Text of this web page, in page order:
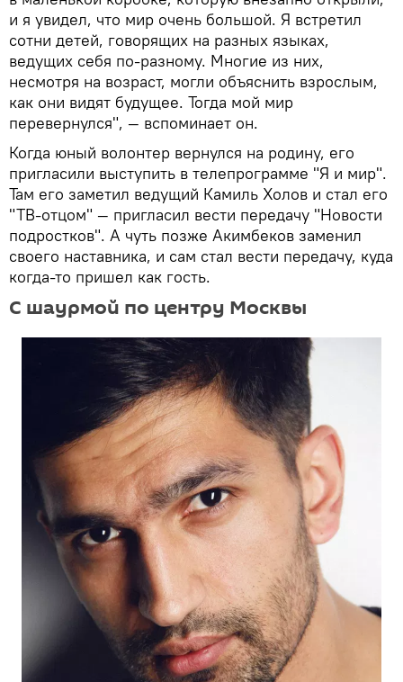
и я увидел, что мир очень большой. Я встретил
сотни детей, говорящих на разных языках,
ведущих себя по-разному. Многие из них,
несмотря на возраст, могли объяснить взрослым,
как они видят будущее. Тогда мой мир
перевернулся", — вспоминает он.
Когда юный волонтер вернулся на родину, его
пригласили выступить в телепрограмме "Я и мир".
Там его заметил ведущий Камиль Холов и стал его
"ТВ-отцом" — пригласил вести передачу "Новости
подростков". А чуть позже Акимбеков заменил
своего наставника, и сам стал вести передачу, куда
когда-то пришел как гость.
С шаурмой по центру Москвы